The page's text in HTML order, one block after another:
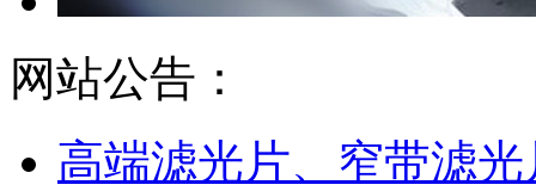
网站公告：
高端滤光片、窄带滤